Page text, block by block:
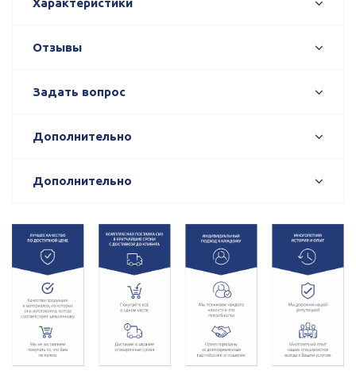
Характеристики
Отзывы
Задать вопрос
Дополнительно
Дополнительно